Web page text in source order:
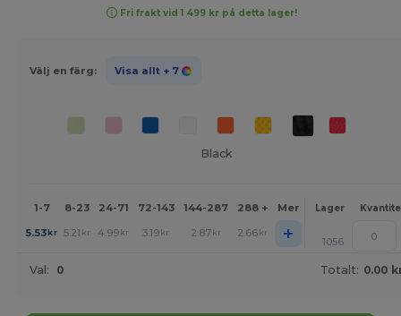
Fri frakt vid 1 499 kr på detta lager!
Välj en färg: Visa allt + 7
Black
1-7 8-23 24-71 72-143 144-287 288 + Mer Lager
5.53 kr 5.21 kr 4.99 kr 3.19 kr 2.87 kr 2.66 kr + 1056
Val: 0 Totalt: 0.00